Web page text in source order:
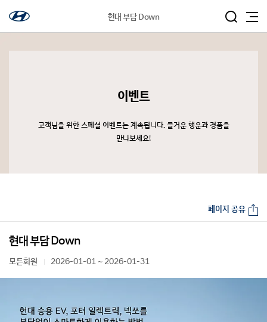
현대 부담 Down
이벤트
고객님을 위한 스페셜 이벤트는 계속됩니다. 즐거운 행운과 경품을
만나보세요!
현대 부담 Down
모든회원 2026-01-01 ~ 2026-01-31
페이지 공유